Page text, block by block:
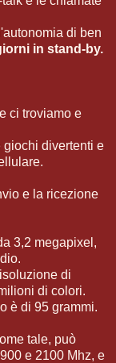
di ben
in stand-by.
ci troviamo e
giochi divertenti e
e la ricezione
3,2 megapixel,
di
di colori.
è di 95 grammi.
tale, può
e 2100 Mhz, e